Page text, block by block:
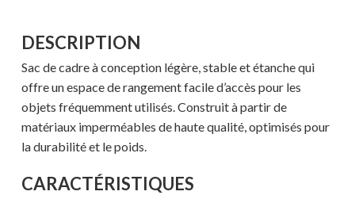
DESCRIPTION
Sac de cadre à conception légère, stable et étanche qui
offre un espace de rangement facile d’accès pour les
objets fréquemment utilisés. Construit à partir de
matériaux imperméables de haute qualité, optimisés pour
la durabilité et le poids.
CARACTÉRISTIQUES